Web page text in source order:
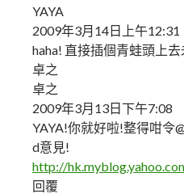
YAYA
2009年3月14日上午12:31
haha! 直接插個青蛙頭上
卓之
卓之
2009年3月13日下午7:08
YAYA!你就好啦!整得咁令
d意見!
http://
回覆